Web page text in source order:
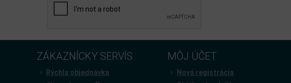
ZÁKAZNÍCKY SERVÍS
Rýchla objednávka
MÔJ ÚČET
Nová registrácia